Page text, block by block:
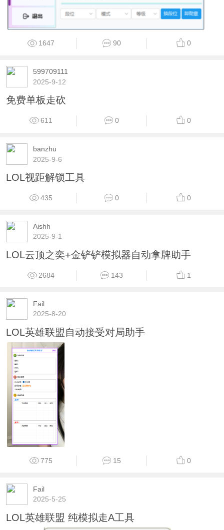
1647 90 0
599709111
2025-9-12
免费单板走砍
611 0 0
banzhu
2025-9-6
LOL视距解锁工具
435 0 0
Aishh
2025-9-1
LOL云顶之奕+金铲铲模拟器自动拿牌助手
2684 143 1
Fail
2025-8-20
LOL英雄联盟自动接受对局助手
775 15 0
Fail
2025-5-25
LOL英雄联盟 纯模拟走A工具